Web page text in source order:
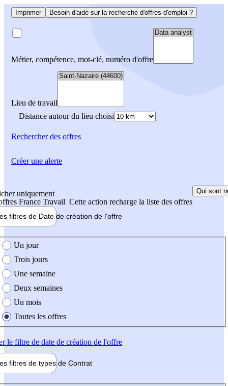
Imprimer Besoin d'aide sur la recherche d'offres d'emploi ?
Métier, compétence, mot-clé, numéro d'offre
Lieu de travail
Distance autour du lieu choisi
Rechercherdes offres
uniquement
France Travail Cette action recharge la liste des offres
Qui sont
filtres de Date de création de l'offre
création de l'offre
Un jour
Trois jours
Une semaine
Deux semaines
Un mois
Toutes les offres
le filtre de date de création de l'offre
filtres de types de Contrat
Créer une alerte